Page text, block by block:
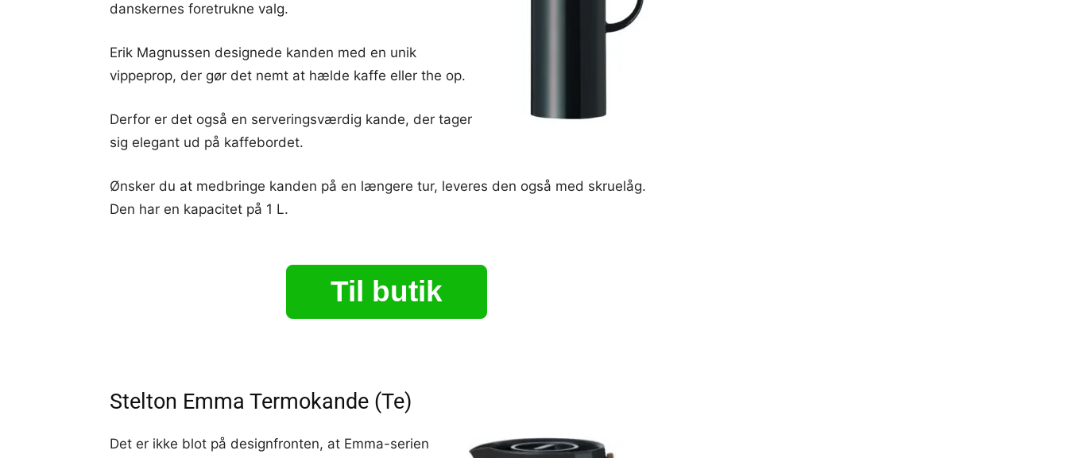
danskernes foretrukne valg.
Erik Magnussen designede kanden med en unik
vippeprop, der gør det nemt at hælde kaffe eller the op.
Derfor er det også en serveringsværdig kande, der tager
sig elegant ud på kaffebordet.
Ønsker du at medbringe kanden på en længere tur, leveres den også med skruelåg.
Den har en kapacitet på 1 L.
Til butik
Stelton Emma Termokande (Te)
Det er ikke blot på designfronten, at Emma-serien